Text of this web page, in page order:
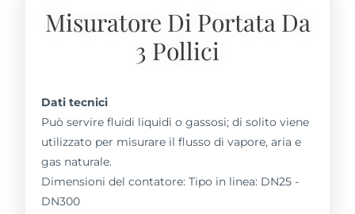
Misuratore Di Portata Da
3 Pollici
Dati tecnici
Può servire fluidi liquidi o gassosi; di solito viene
utilizzato per misurare il flusso di vapore, aria e
gas naturale.
Dimensioni del contatore: Tipo in linea: DN25 -
DN300